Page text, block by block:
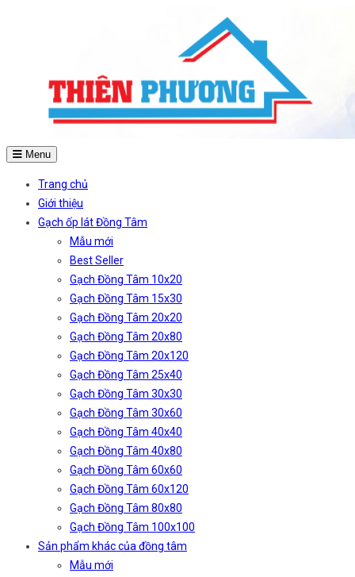
Menu
Trang chủ
Giới thiệu
Gạch ốp lát Đồng Tâm
Mẫu mới
Best Seller
Gạch Đồng Tâm 10x20
Gạch Đồng Tâm 15x30
Gạch Đồng Tâm 20x20
Gạch Đồng Tâm 20x80
Gạch Đồng Tâm 20x120
Gạch Đồng Tâm 25x40
Gạch Đồng Tâm 30x30
Gạch Đồng Tâm 30x60
Gạch Đồng Tâm 40x40
Gạch Đồng Tâm 40x80
Gạch Đồng Tâm 60x60
Gạch Đồng Tâm 60x120
Gạch Đồng Tâm 80x80
Gạch Đồng Tâm 100x100
Sản phẩm khác của đồng tâm
Mẫu mới